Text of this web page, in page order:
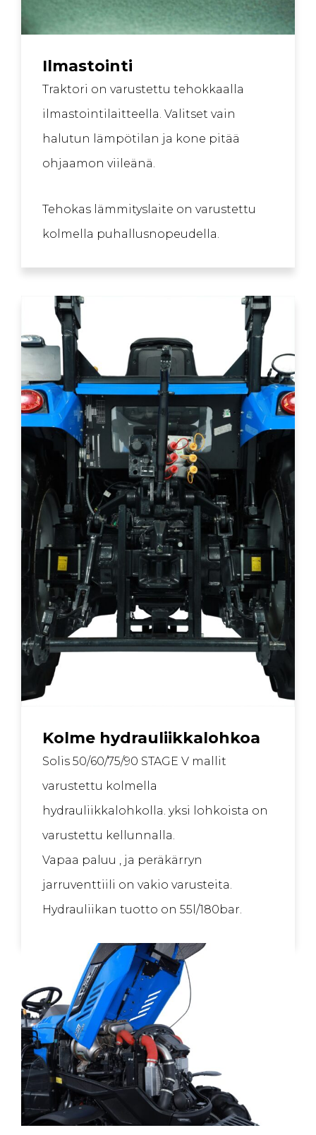
Ilmastointi
Traktori on varustettu tehokkaalla
ilmastointilaitteella. Valitset vain
halutun lämpötilan ja kone pitää
ohjaamon viileänä.
Tehokas lämmityslaite on varustettu
kolmella puhallusnopeudella.
Kolme hydrauliikkalohkoa
Solis 50/60/75/90 STAGE V mallit
varustettu kolmella
hydrauliikkalohkolla. yksi lohkoista on
varustettu kellunnalla.
Vapaa paluu , ja peräkärryn
jarruventtiili on vakio varusteita.
Hydrauliikan tuotto on 55l/180bar.